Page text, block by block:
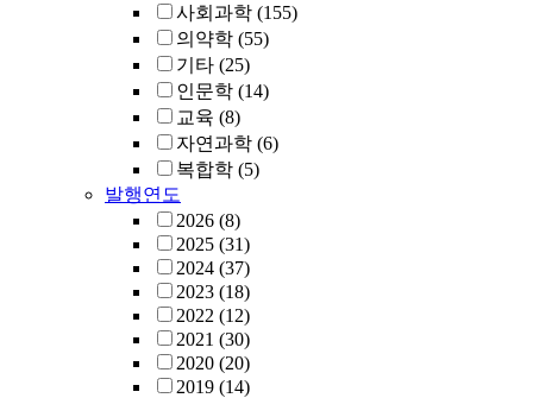
사회과학 (155)
의약학 (55)
기타 (25)
인문학 (14)
교육 (8)
자연과학 (6)
복합학 (5)
발행연도
2026 (8)
2025 (31)
2024 (37)
2023 (18)
2022 (12)
2021 (30)
2020 (20)
2019 (14)